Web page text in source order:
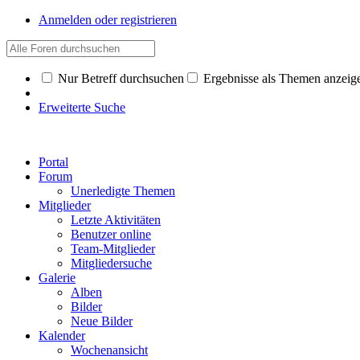
Anmelden oder registrieren
Nur Betreff durchsuchen Ergebnisse als Themen
Erweiterte Suche
Portal
Forum
Unerledigte Themen
Mitglieder
Letzte Aktivitäten
Benutzer online
Team-Mitglieder
Mitgliedersuche
Galerie
Alben
Bilder
Neue Bilder
Kalender
Wochenansicht